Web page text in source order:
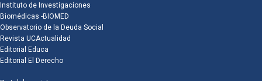
Instituto de Investigaciones
Biomédicas -BIOMED
Observatorio de la Deuda Social
Revista UCActualidad
Editorial Educa
Editorial El Derecho